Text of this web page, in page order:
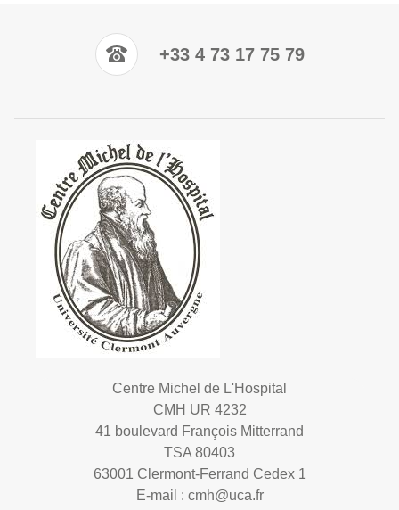
+33 4 73 17 75 79
Centre Michel de L'Hospital
CMH UR 4232
41 boulevard François Mitterrand
TSA 80403
63001 Clermont-Ferrand Cedex 1
E-mail : cmh@uca.fr